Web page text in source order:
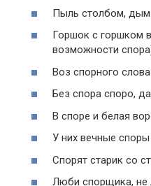
Пыль столбом,
Горшок с горшком
возможности
Воз спорного
Без спора споро,
В споре и белая
У них вечные
Спорят старик со
Люби спорщика, не